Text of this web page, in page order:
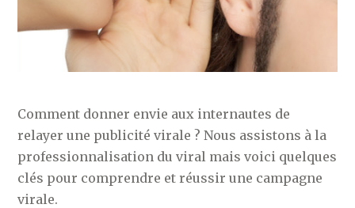
Comment donner envie aux internautes de
relayer une publicité virale ? Nous assistons à la
professionnalisation du viral mais voici quelques
clés pour comprendre et réussir une campagne
virale.